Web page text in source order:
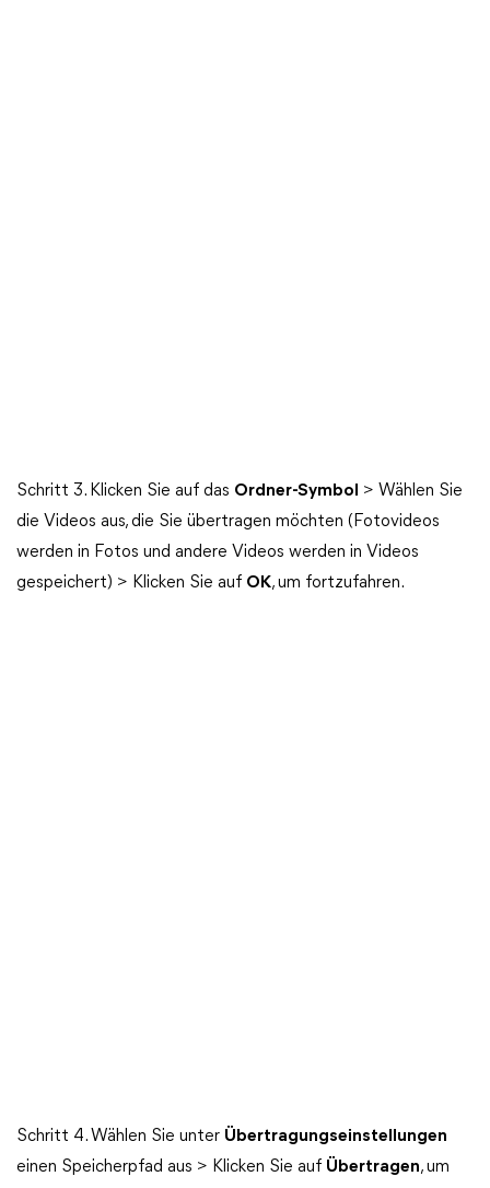
Schritt 3. Klicken Sie auf das Ordner-Symbol
> Wählen Sie
die Videos aus, die Sie übertragen möchten (Fotovideos
werden in Fotos und andere Videos werden in Videos
gespeichert) > Klicken Sie auf OK, um fortzufahren.
Schritt 4. Wählen Sie unter Übertragungseinstellungen
einen Speicherpfad aus > Klicken Sie auf Übertragen, um